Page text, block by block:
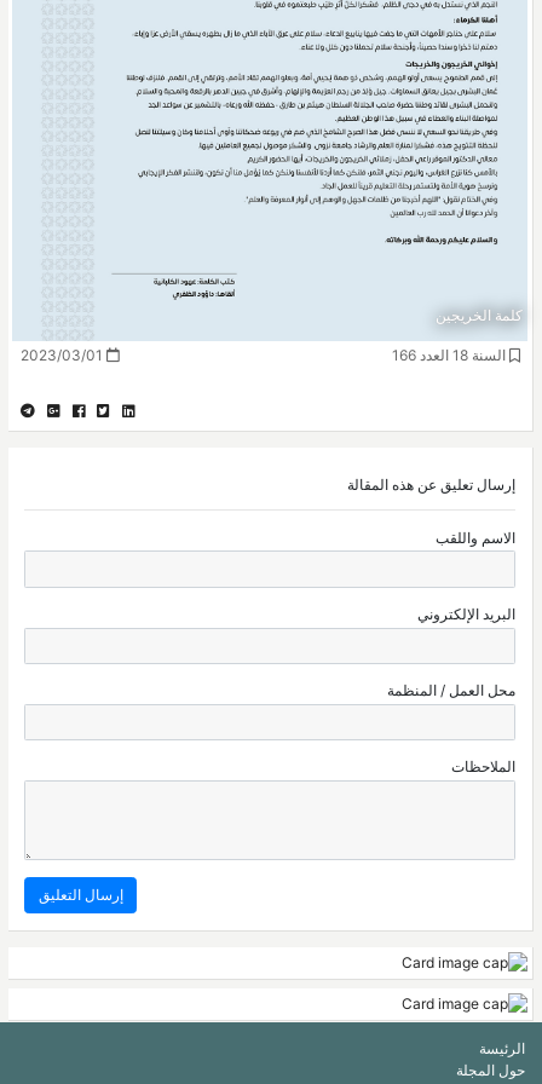
كلمة الخريجين
السنة 18 العدد 166
إرسال تعليق عن هذه المقالة
الاسم واللقب
البريد الإلكتروني
محل العمل / المنظمة
الملاحظات
الرئيسة
حول المجلة